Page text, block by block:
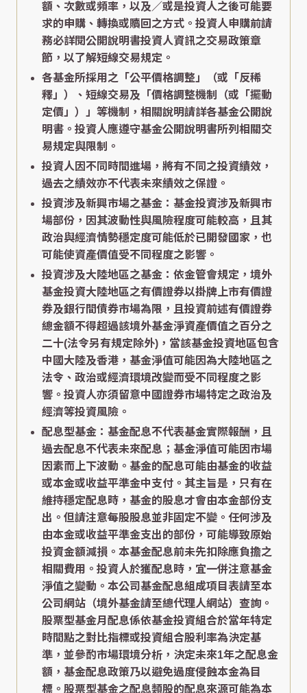
額、次數或頻率，以及／或是投資人之後可能要
求的申購、轉換或贖回之方式。投資人申購前請
務必詳閱公開說明書投資人資訊之交易政策章
節，以了解短線交易規定。
各基金所採用之「公平價格調整」（或「反稀
釋」）、短線交易及「價格調整機制（或「擺動
定價」）」等機制，相關說明請詳各基金公開說
明書。投資人應遵守基金公開說明書所列相關交
易規定與限制。
投資人因不同時間進場，將有不同之投資績效，
過去之績效亦不代表未來績效之保證。
投資涉及新興市場之基金：基金投資涉及新興市
場部份，因其波動性與風險程度可能較高，且其
政治與經濟情勢穩定度可能低於已開發國家，也
可能使資產價值受不同程度之影響。
投資涉及大陸地區之基金：依金管會規定，境外
基金投資大陸地區之有價證券以掛牌上市有價證
券及銀行間債券市場為限，且投資前述有價證券
總金額不得超過該境外基金淨資產價值之百分之
二十(法令另有規定除外)，當該基金投資地區包含
中國大陸及香港，基金淨值可能因為大陸地區之
法令、政治或經濟環境改變而受不同程度之影
響。投資人亦須留意中國證券市場特定之政治及
經濟等投資風險。
配息型基金：基金配息不代表基金實際報酬，且
過去配息不代表未來配息；基金淨值可能因市場
因素而上下波動。基金的配息可能由基金的收益
或本金或收益平準金中支付。其主旨是，只有在
維持穩定配息時，基金的股息才會由本金部份支
出。但請注意每股股息並非固定不變。任何涉及
由本金或收益平準金支出的部份，可能導致原始
投資金額減損。本基金配息前未先扣除應負擔之
相關費用。投資人於獲配息時，宜一併注意基金
淨值之變動。本公司基金配息組成項目表請至本
公司網站（境外基金請至總代理人網站）查詢。
股票型基金月配息係依基金投資組合於當年特定
時間點之對比指標或投資組合股利率為決定基
準，並參酌市場環境分析，決定未來1年之配息金
額，基金配息政策乃以避免過度侵蝕本金為目
標。股票型基金之配息類股的配息來源可能為本